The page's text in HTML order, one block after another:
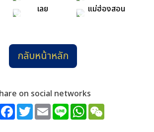
เลย แม่ฮ่องสอน
กลับหน้าหลัก
on social networks
Facebook
TwitterEmailLine WhatsApp